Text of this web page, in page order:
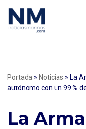
Saltar
Portada » Noticias » La
autónomo con un 99 %
La